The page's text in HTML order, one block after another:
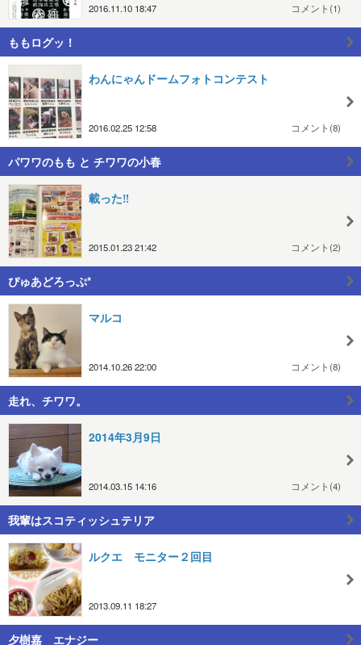
2016.11.10 18:47 コメント(1)
ももログッ！
わんにゃんドームフォトコンテスト
2016.02.25 12:58 コメント(8)
パワワのもも と チワワの小春
載った‼️
2015.01.23 21:42 コメント(2)
ぴゅあどろっぷ*
マルコ
2014.10.26 22:00 コメント(8)
走れ、チワワ。
2014年3月9日
2014.03.15 14:16 コメント(4)
我輩はスコティッシュテリア
ルクエ モニター２回目
2013.09.11 18:27
夕樹嘉 エナジー